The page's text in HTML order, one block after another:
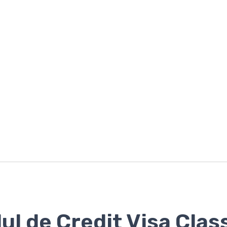
de Credit Visa